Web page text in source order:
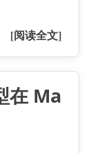
[阅读全文]
在 Ma